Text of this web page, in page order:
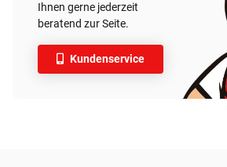
Ihnen gerne jederzeit
beratend zur Seite.
Kundenservice